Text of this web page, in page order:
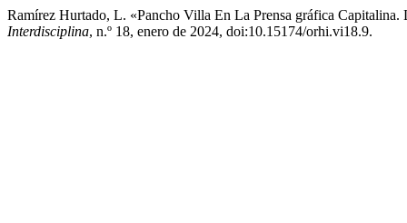
Ramírez Hurtado, L. «Pancho Villa En La Prensa gráfica
Interdisciplina, n.º 18, enero de 2024, doi:10.15174/orhi.vi18.9.